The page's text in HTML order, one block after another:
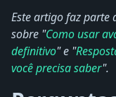
Este artigo faz parte
sobre "Como usar
definitivo" e "
você precisa saber".